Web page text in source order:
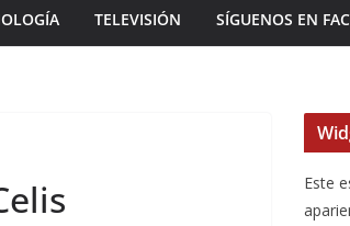
TELEVISIÓN SÍGUENOS EN
Este